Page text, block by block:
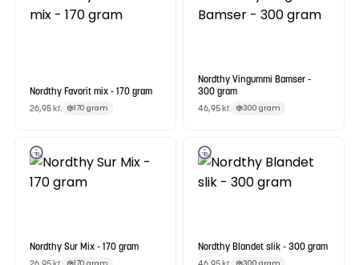
Nordthy Favorit mix - 170 gram
26,95kr. 170 gram
Nordthy Vingummi Bamser -
300 gram
46,95kr. 300 gram
Nordthy Sur Mix - 170 gram Nordthy Blandet slik - 300 gram